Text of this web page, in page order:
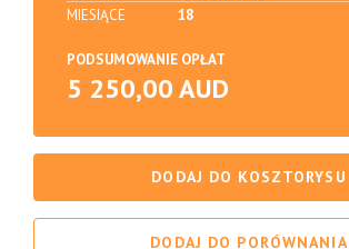
MIESIĄCE
18
PODSUMOWANIE OPŁAT
5 250,00 AUD
DODAJ DO KOSZTORYSU
DODAJ DO PORÓWNANIA